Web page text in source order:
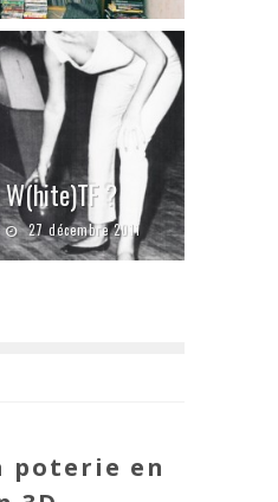
?
27 décembre 2011
poterie en